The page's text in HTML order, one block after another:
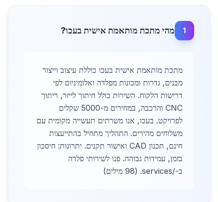
1 מהי מתכת מותאמת אישית בעכו?
מתכת מותאמת אישית בעכו כוללת עיצוב וייצור
מבנים, גדרות ומכונות מפלדה ואלומיניום לפי
דרישות הלקוח. השירות כולל חיתוך לייזר, ריתוך
CNC והרכבה, במחירים מ-5000 שקלים
לפרויקט. בעכו, אנו משרתים תעשייה מקומית עם
משלוחים מהירים. התהליך מתחיל בהתייעצות
חינם, תכנון CAD ואישור תקנים. יתרונות: חיסכון
בזמן, עמידות גבוהה. פנו לשירותי פלדה
ב-/services. (98 מילים)